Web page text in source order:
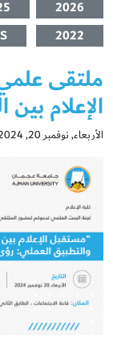
2026
2022
ملتقى
الإعلام
الأربعاء, نوفمبر 20, 2024